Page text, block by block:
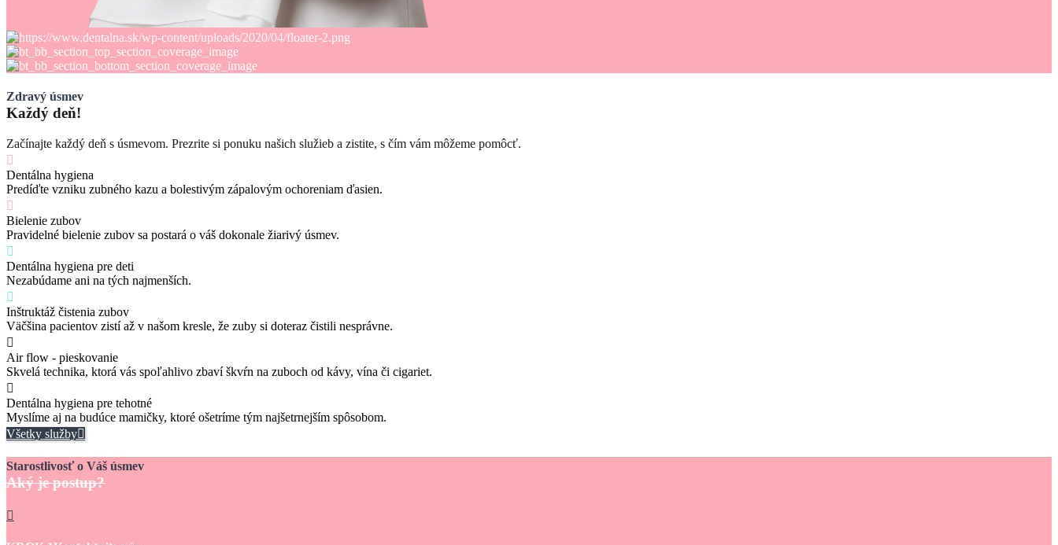
Zdravý úsmev
Každý deň!
Začínajte každý deň s úsmevom. Prezrite si ponuku našich služieb a zistite, s čím vám môžeme pomôcť.
Dentálna hygiena
Predíďte vzniku zubného kazu a bolestivým zápalovým ochoreniam ďasien.
Bielenie zubov
Pravidelné bielenie zubov sa postará o váš dokonale žiarivý úsmev.
Dentálna hygiena pre deti
Nezabúdame ani na tých najmenších.
Inštruktáž čistenia zubov
Väčšina pacientov zistí až v našom kresle, že zuby si doteraz čistili nesprávne.
Air flow - pieskovanie
Skvelá technika, ktorá vás spoľahlivo zbaví škvŕn na zuboch od kávy, vína či cigariet.
Dentálna hygiena pre tehotné
Myslíme aj na budúce mamičky, ktoré ošetríme tým najšetrnejším spôsobom.
Všetky služby
Starostlivosť o Váš úsmev
Aký je postup?